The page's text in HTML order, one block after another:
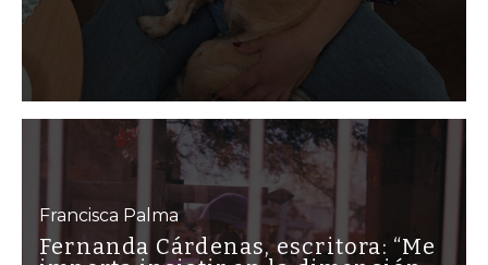
Francisca Palma
Fernanda Cárdenas, escritora: “Me